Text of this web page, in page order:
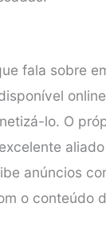
fala sobre
lo. O
anúncios
o conteúdo